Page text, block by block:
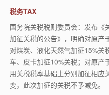
税务TAX
国务院关税税则委员会：发布《
加征关税的公告》，明确对原产
对煤炭、液化天然气加征15%关
车、皮卡加征10%关税；对原产
用关税税率基础上分别加征相应
变，此次加征的关税不予减免。